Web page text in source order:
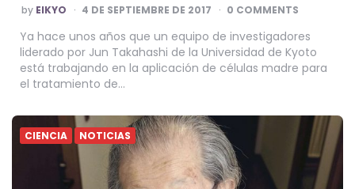
POSTED
BY
by EIKYO 4 DE SEPTIEMBRE DE 2017 0 COMMENTS
Ya hace unos años que un equipo de investigadores
liderado por Jun Takahashi de la Universidad de Kyoto
está trabajando en la aplicación de células madre para
el tratamiento de…
CIENCIA NOTICIAS